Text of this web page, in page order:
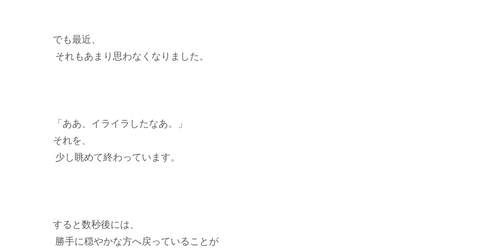
でも最近、
それもあまり思わなくなりました。
「ああ、イライラしたなあ。」
それを、
少し眺めて終わっています。
すると数秒後には、
勝手に穏やかな方へ戻っていることが